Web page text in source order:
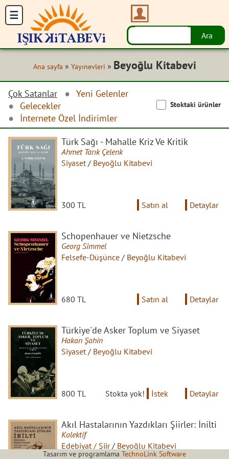
Ana sayfa » Yayınevleri » Beyoğlu Kitabevi
Çok Satanlar
Yeni Gelenler
Gelecekler
İnternete Özel İndirimler
Stoktaki ürünler
Türk Sağı - Mahalle Kriz Ve Kritik
Ahmet Tarık Çelenk
Siyaset / Beyoğlu Kitabevi
300 TL Satın al Detaylar
Schopenhauer ve Nietzsche
Georg Simmel
Felsefe-Düşünce / Beyoğlu Kitabevi
680 TL Satın al Detaylar
Türkiye'de Asker Toplum ve Siyaset
Hakan Şahin
Siyaset / Beyoğlu Kitabevi
800 TL Stokta yok! İstek Detaylar
Akıl Hastalarının Yazdıkları Şiirler: İnilti
Kolektif
Edebiyat / Şiir/ Beyoğlu Kitabevi
Tasarım ve programlama TechnoLink Software